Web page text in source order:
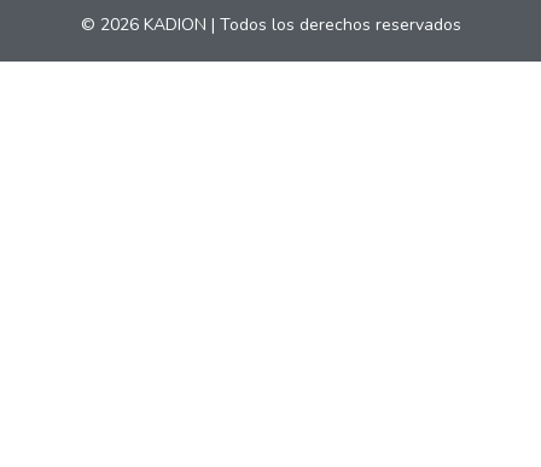
© 2026 KADION | Todos los derechos reservados